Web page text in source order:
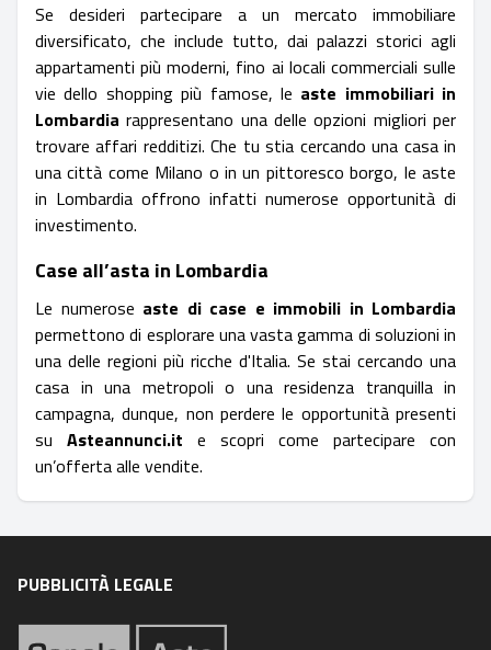
Se desideri partecipare a un mercato immobiliare
diversificato, che include tutto, dai palazzi storici agli
appartamenti più moderni, fino ai locali commerciali sulle
vie dello shopping più famose, le aste immobiliari in
Lombardia rappresentano una delle opzioni migliori per
trovare affari redditizi. Che tu stia cercando una casa in
una città come Milano o in un pittoresco borgo, le aste
in Lombardia offrono infatti numerose opportunità di
investimento.
Case all’asta in Lombardia
Le numerose aste di case e immobili in Lombardia
permettono di esplorare una vasta gamma di soluzioni in
una delle regioni più ricche d'Italia. Se stai cercando una
casa in una metropoli o una residenza tranquilla in
campagna, dunque, non perdere le opportunità presenti
su Asteannunci.it e scopri come partecipare con
un’offerta alle vendite.
PUBBLICITÀ LEGALE